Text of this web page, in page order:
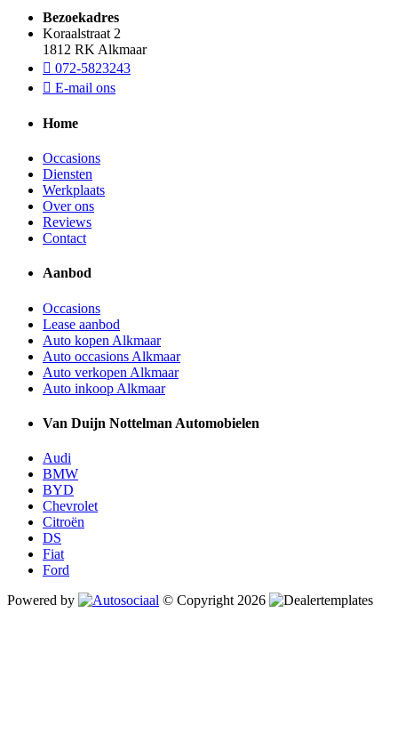
Bezoekadres
Koraalstraat 2
1812 RK Alkmaar
072-5823243
E-mail ons
Home
Occasions
Diensten
Werkplaats
Over ons
Reviews
Contact
Aanbod
Occasions
Lease aanbod
Auto kopen Alkmaar
Auto occasions Alkmaar
Auto verkopen Alkmaar
Auto inkoop Alkmaar
Van Duijn Nottelman Automobielen
Audi
BMW
BYD
Chevrolet
Citroën
DS
Fiat
Ford
Powered by
© Copyright 2026